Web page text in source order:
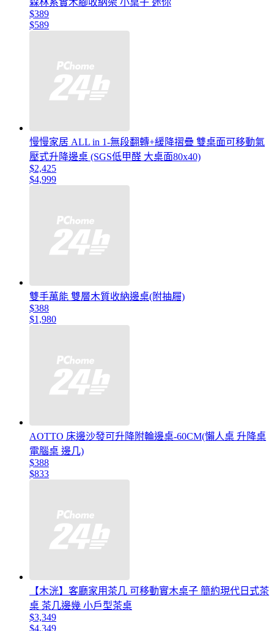
森林系實木腳收納架 小桌子 迷你
$389
$589
慢慢家居 ALL in 1-無段翻轉+緩降摺疊 雙桌面可移動氣
壓式升降邊桌 (SGS低甲醛 大桌面80x40)
$2,425
$4,999
雙手萬能 雙層木質收納邊桌(附抽屜)
$388
$1,980
AOTTO 床邊沙發可升降附輪邊桌-60CM(懶人桌 升降桌
電腦桌 邊几)
$388
$833
【木洸】客廳家用茶几 可移動實木桌子 簡約現代日式茶
桌 茶几邊幾 小戶型茶桌
$3,349
$4,349